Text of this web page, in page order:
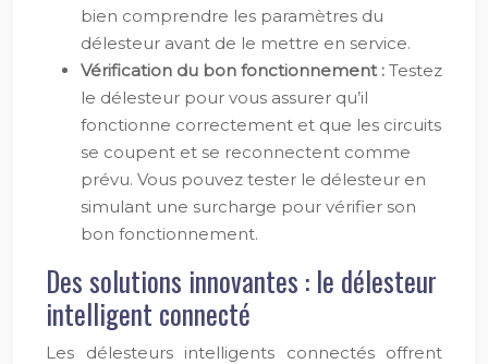
bien comprendre les paramètres du
délesteur avant de le mettre en service.
Vérification du bon fonctionnement : Testez
le délesteur pour vous assurer qu’il
fonctionne correctement et que les circuits
se coupent et se reconnectent comme
prévu. Vous pouvez tester le délesteur en
simulant une surcharge pour vérifier son
bon fonctionnement.
Des solutions innovantes : le délesteur
intelligent connecté
Les délesteurs intelligents connectés offrent